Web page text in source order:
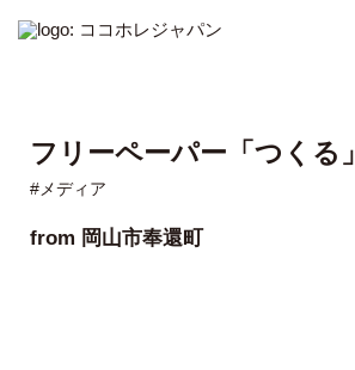
フリーペーパー「つくる」
#メディア
from 岡山市奉還町